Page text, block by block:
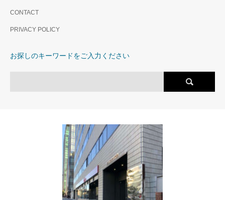
CONTACT
PRIVACY POLICY
お探しのキーワードをご入力ください